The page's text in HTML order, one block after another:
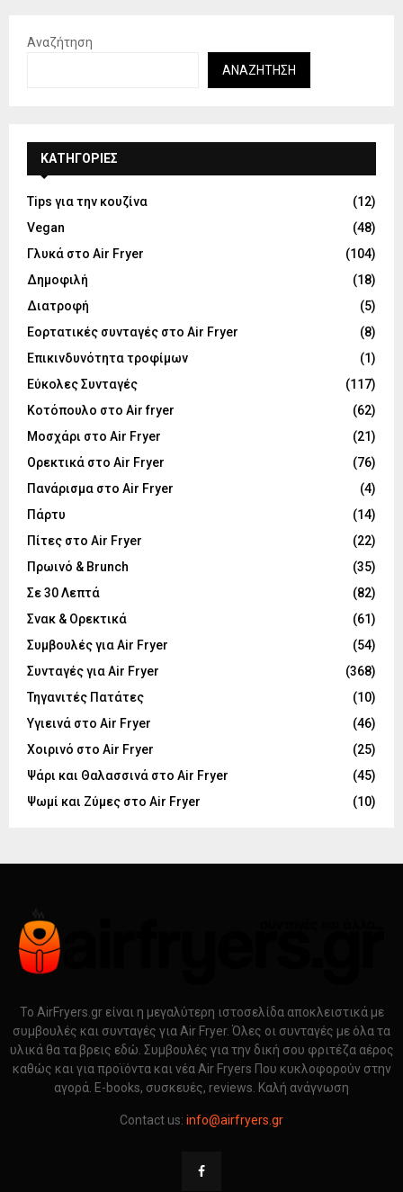
Αναζήτηση
ΑΝΑΖΉΤΗΣΗ
KΑΤΗΓΟΡΊΕΣ
Tips για την κουζίνα
(12)
Vegan
(48)
Γλυκά στο Air Fryer
(104)
Δημοφιλή
(18)
Διατροφή
(5)
Εορτατικές συνταγές στο Air Fryer
(8)
Επικινδυνότητα τροφίμων
(1)
Εύκολες Συνταγές
(117)
Κοτόπουλο στο Air fryer
(62)
Μοσχάρι στο Air Fryer
(21)
Ορεκτικά στο Air Fryer
(76)
Πανάρισμα στο Air Fryer
(4)
Πάρτυ
(14)
Πίτες στο Air Fryer
(22)
Πρωινό & Brunch
(35)
Σε 30 Λεπτά
(82)
Σνακ & Ορεκτικά
(61)
Συμβουλές για Air Fryer
(54)
Συνταγές για Air Fryer
(368)
Τηγανιτές Πατάτες
(10)
Υγιεινά στο Air Fryer
(46)
Χοιρινό στο Air Fryer
(25)
Ψάρι και Θαλασσινά στο Air Fryer
(45)
Ψωμί και Ζύμες στο Air Fryer
(10)
Το AirFryers.gr είναι η μεγαλύτερη ιστοσελίδα αποκλειστικά με
συμβουλές και συνταγές για Air Fryer. Όλες οι συνταγές με όλα τα
υλικά θα τα βρεις εδώ. Συμβουλές για την δική σου φριτέζα αέρος
καθώς και για προϊόντα και νέα Air Fryers Που κυκλοφορούν στην
αγορά. E-books, συσκευές, reviews. Καλή ανάγνωση
Contact us: info@airfryers.gr